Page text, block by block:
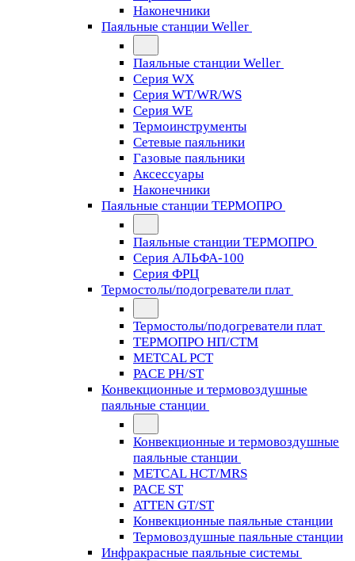
Наконечники
Паяльные станции Weller
Паяльные станции Weller
Серия WX
Серия WT/WR/WS
Серия WE
Термоинструменты
Сетевые паяльники
Газовые паяльники
Аксессуары
Наконечники
Паяльные станции ТЕРМОПРО
Паяльные станции ТЕРМОПРО
Серия АЛЬФА-100
Серия ФРЦ
Термостолы/подогреватели плат
Термостолы/подогреватели плат
ТЕРМОПРО НП/СТМ
METCAL PCT
PACE PH/ST
Конвекционные и термовоздушные
паяльные станции
Конвекционные и термовоздушные
паяльные станции
METCAL HCT/MRS
PACE ST
ATTEN GT/ST
Конвекционные паяльные станции
Термовоздушные паяльные станции
Инфракрасные паяльные системы